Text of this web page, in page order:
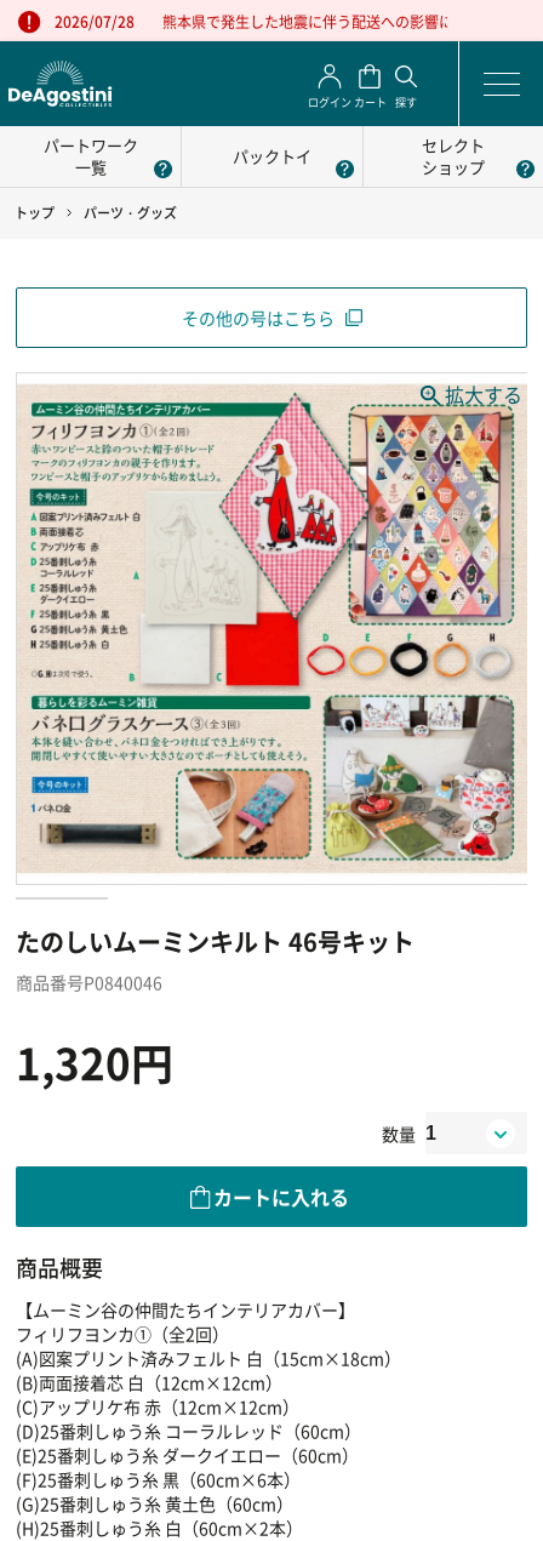
2026/07/28 熊本県で発生した地震に伴う配送への影響について
ログイン カート 探す
パートワーク
一覧
パックトイ
セレクト
ショップ
トップ パーツ・グッズ
その他の号はこちら
たのしいムーミンキルト 46号キット
商品番号P0840046
1,320円
数量
カートに入れる
商品概要
【ムーミン谷の仲間たちインテリアカバー】
フィリフヨンカ①（全2回）
(A)図案プリント済みフェルト 白（15cm×18cm）
(B)両面接着芯 白（12cm×12cm）
(C)アップリケ布 赤（12cm×12cm）
(D)25番刺しゅう糸 コーラルレッド（60cm）
(E)25番刺しゅう糸 ダークイエロー（60cm）
(F)25番刺しゅう糸 黒（60cm×6本）
(G)25番刺しゅう糸 黄土色（60cm）
(H)25番刺しゅう糸 白（60cm×2本）